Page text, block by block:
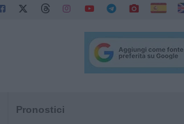
Pronostici